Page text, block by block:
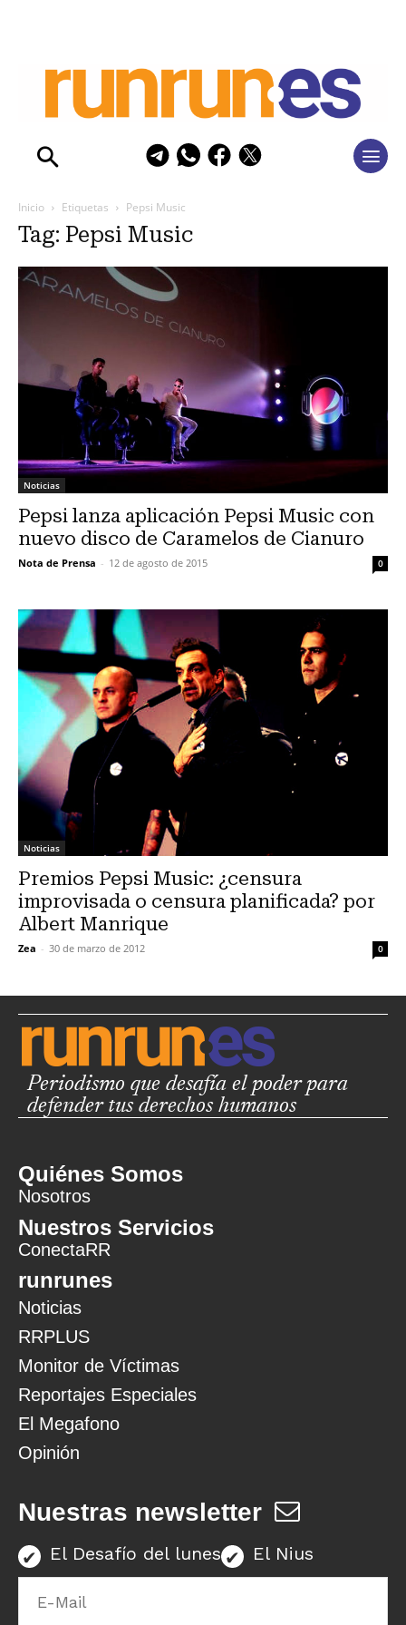
Inicio Etiquetas Pepsi Music
Tag: Pepsi Music
Noticias
Pepsi lanza aplicación Pepsi Music con
nuevo disco de Caramelos de Cianuro
Nota de Prensa - 12 de agosto de 2015 0
Noticias
Premios Pepsi Music: ¿censura
improvisada o censura planificada? por
Albert Manrique
Zea - 30 de marzo de 2012 0
Periodismo que desafía el poder para
defender tus derechos humanos
Quiénes Somos
Nosotros
Nuestros Servicios
ConectaRR
runrunes
Noticias
RRPLUS
Monitor de Víctimas
Reportajes Especiales
El Megafono
Opinión
Nuestras newsletter
El Desafío del lunes El Nius